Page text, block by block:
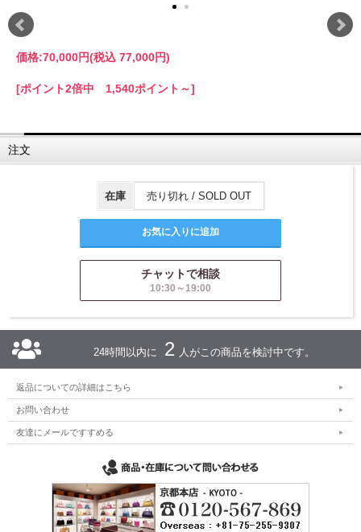
価格:70,000円(税込 77,000円)
[ポイント2倍中 1,540ポイント～]
注文
在庫 売り切れ / SOLD OUT
チャットで相談
10:30～19:00
24時間以内に 2 人がこの商品を検討中です。
返品についての詳細はこちら
お問い合わせ
友達にメールですすめる